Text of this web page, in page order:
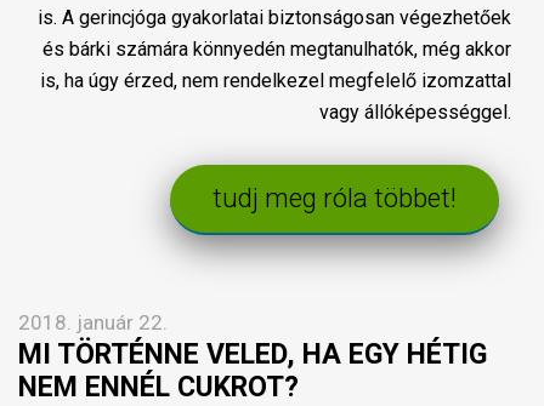
is. A gerincjóga gyakorlatai biztonságosan végezhetőek
és bárki számára könnyedén megtanulhatók, még akkor
is, ha úgy érzed, nem rendelkezel megfelelő izomzattal
vagy állóképességgel.
tudj meg róla többet!
2018. január 22.
MI TÖRTÉNNE VELED, HA EGY HÉTIG
NEM ENNÉL CUKROT?